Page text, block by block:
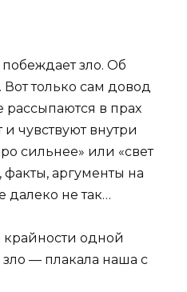
зло. Об
только сам довод
в прах
чувствуют внутри
сильнее» или «свет
аргументы на
не так…
крайности одной
— плакала наша с